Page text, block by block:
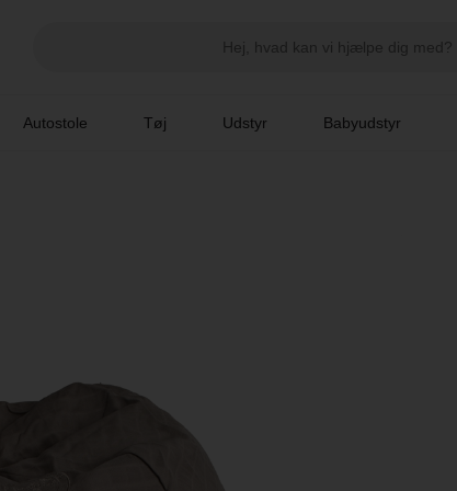
Autostole Tøj Udstyr Babyudstyr